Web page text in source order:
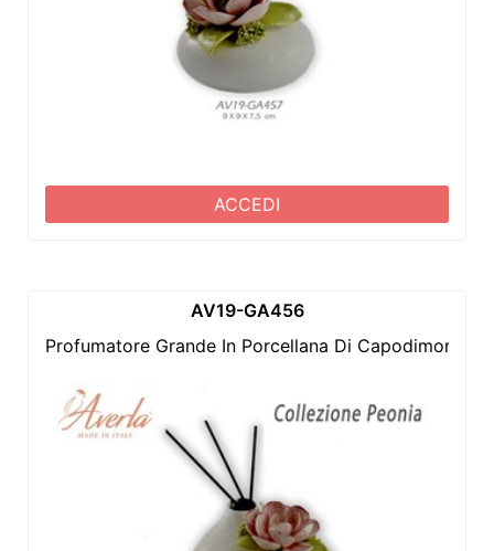
ACCEDI
AV19-GA456
Profumatore Grande In Porcellana Di Capodimonte